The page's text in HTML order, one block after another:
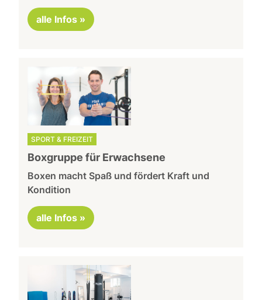
alle Infos »
SPORT & FREIZEIT
Boxgruppe für Erwachsene
Boxen macht Spaß und fördert Kraft und
Kondition
alle Infos »